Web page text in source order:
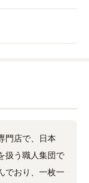
門店で、日本
扱う職人集団で
でおり、一枚一